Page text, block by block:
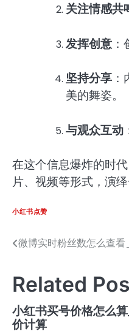
关注情感共
发挥创意
坚持分享
美的舞姿。
与观众互动
在这个信息爆炸的时
片、视频等形式，演
小红书点赞
文
导
航
微博实时粉丝数怎么查
Related
小红书买号价格怎么
价计算